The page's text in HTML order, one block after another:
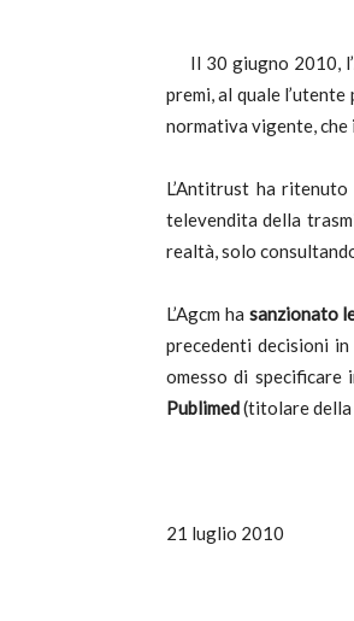
Il 30 giugno 2010, l’
premi, al quale
normativa vigente, che
L’Antitrust ha
televendita della
realtà, solo
L’Agcm ha sanzionato
precedenti decisioni
omesso di
Publimed(titolare
21 luglio 2010